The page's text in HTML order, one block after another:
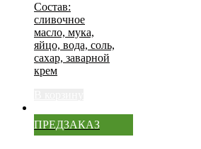
Состав:
сливочное
масло, мука,
яйцо, вода, соль,
сахар, заварной
крем
ПРЕДЗАКАЗ